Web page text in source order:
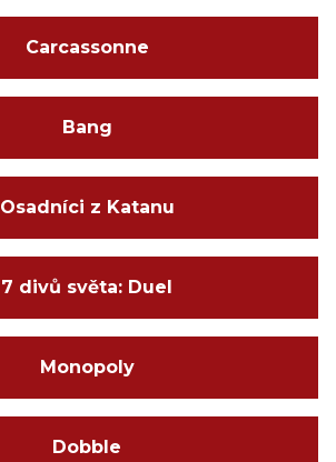
Carcassonne
Bang
Osadníci z Katanu
7 divů světa: Duel
Monopoly
Dobble